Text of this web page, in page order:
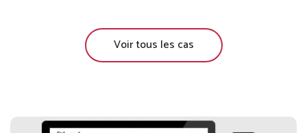
Voir tous les cas